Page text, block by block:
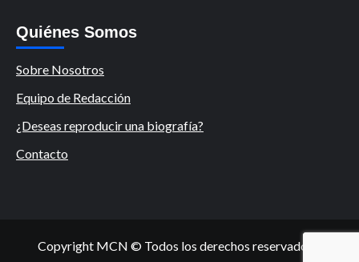
Quiénes Somos
Sobre Nosotros
Equipo de Redacción
¿Deseas reproducir una biografía?
Contacto
Copyright MCN © Todos los derechos reservados.